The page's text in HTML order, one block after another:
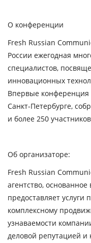
О конференции
Fresh Russian
России ежегодная
специалистов,
инновационных
Впервые конференция
Санкт-Петербурге,
и более 250
Об организаторе:
Fresh Russian
агентство, основанное
предоставляет
комплексному
узнаваемости
деловой репутацией